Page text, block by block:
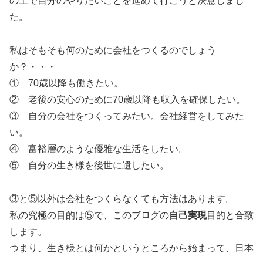
た。
私はそもそも何のために会社をつくるのでしょう
か？・・・
① 70歳以降も働きたい。
② 老後の安心のために70歳以降も収入を確保したい。
③ 自分の会社をつくってみたい。会社経営をしてみた
い。
④ 富裕層のような優雅な生活をしたい。
⑤ 自分の生き様を後世に遺したい。
③と⑤以外は会社をつくらなくても方法はあります。
私の究極の目的は⑤で、このブログの自己実現目的と合致
します。
つまり、生き様とは何かというところから始まって、日本